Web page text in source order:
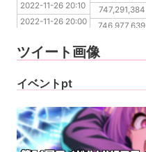
2022-11-26 19:50
747,291,384
2022-11-26 19:40
746,977,639
2022-11-26 20:10
2022-11-26 20:00
2022-11-26 19:40
ツイート画像
イベントpt